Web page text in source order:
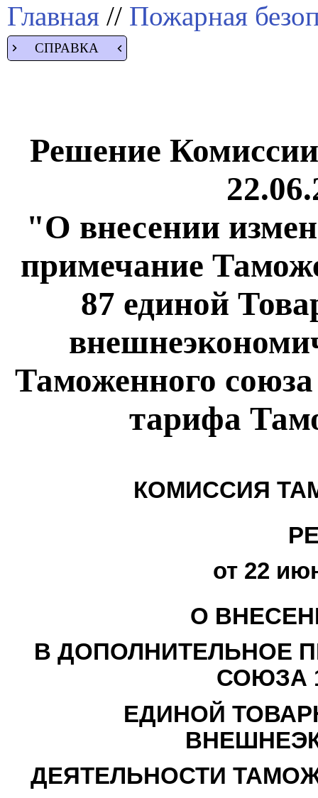
Главная // Пожарная
СПРАВКА
Решение
"О внесении
примечание
87 единой
Таможенного
тарифа
КОМИССИЯ
от 22
О
В ДОПОЛНИТЕЛЬНОЕ
СОЮЗА
ЕДИНОЙ
ДЕЯТЕЛЬНОСТИ